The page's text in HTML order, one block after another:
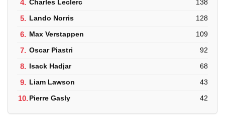
4. Charles Leclerc 138
5. Lando Norris 128
6. Max Verstappen 109
7. Oscar Piastri 92
8. Isack Hadjar 68
9. Liam Lawson 43
10.Pierre Gasly 42